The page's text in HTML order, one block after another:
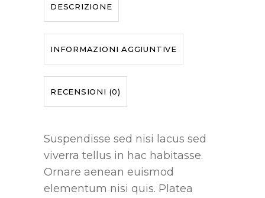
DESCRIZIONE
INFORMAZIONI AGGIUNTIVE
RECENSIONI (0)
Suspendisse sed nisi lacus sed
viverra tellus in hac habitasse.
Ornare aenean euismod
elementum nisi quis. Platea